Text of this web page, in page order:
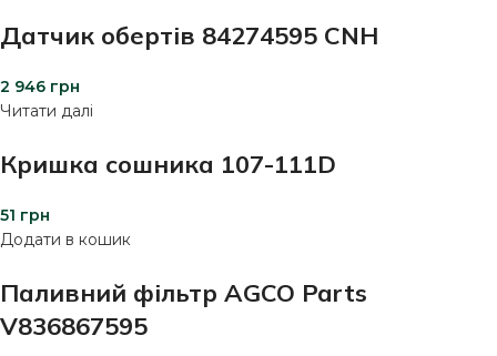
Датчик обертів 84274595 CNH
2 946 грн
Читати далі
Кришка сошника 107-111D
51 грн
Додати в кошик
Паливний фільтр AGCO Parts
V836867595